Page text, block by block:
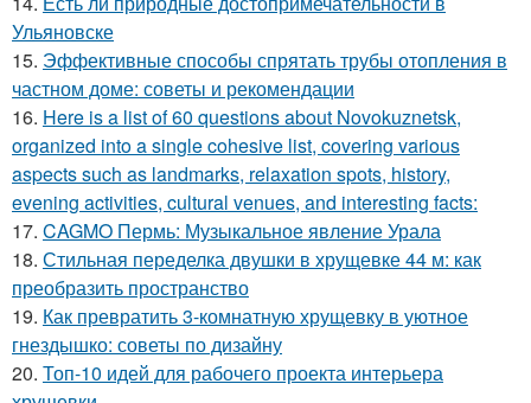
Ульяновске
15. Эффективные способы спрятать трубы отопления в
частном доме: советы и рекомендации
16. Here is a list of 60 questions about Novokuznetsk,
organized into a single cohesive list, covering various
aspects such as landmarks, relaxation spots, history,
evening activities, cultural venues, and interesting facts:
17. CAGMO Пермь: Музыкальное явление Урала
18. Стильная переделка двушки в хрущевке 44 м: как
преобразить пространство
19. Как превратить 3-комнатную хрущевку в уютное
гнездышко: советы по дизайну
20. Топ-10 идей для рабочего проекта интерьера